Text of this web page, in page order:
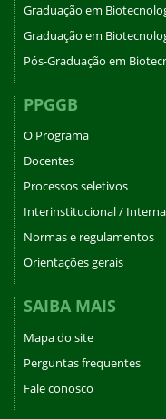
Graduação em
Graduação em
Pós-Graduação em
PPGGB
O Programa
Docentes
Processos seletivos
Interinstitucional /
Normas e regulamentos
Orientações gerais
SAIBA MAIS
Mapa do site
Perguntas frequentes
Fale conosco